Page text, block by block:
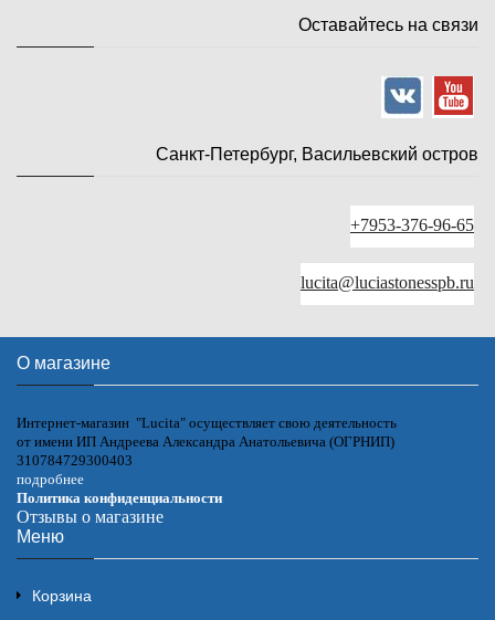
Оставайтесь на связи
Санкт-Петербург, Васильевский остров
+7953-376-96-65
lucita@luciastonesspb.ru
О магазине
Интернет-магазин "Lucita" осуществляет свою деятельность
от имени ИП Андреева Александра Анатольевича (ОГРНИП)
310784729300403
подробнее
Политика конфиденциальности
Отзывы о магазине
Меню
Корзина